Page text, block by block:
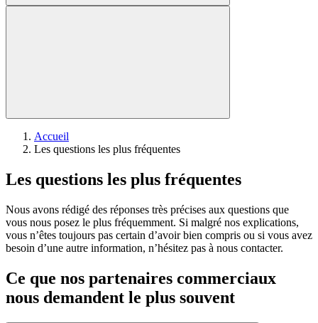
Accueil
Les questions les plus fréquentes
Les questions les plus fréquentes
Nous avons rédigé des réponses très précises aux questions que
vous nous posez le plus fréquemment. Si malgré nos explications,
vous n’êtes toujours pas certain d’avoir bien compris ou si vous avez
besoin d’une autre information, n’hésitez pas à nous contacter.
Ce que nos partenaires commerciaux
nous demandent le plus souvent